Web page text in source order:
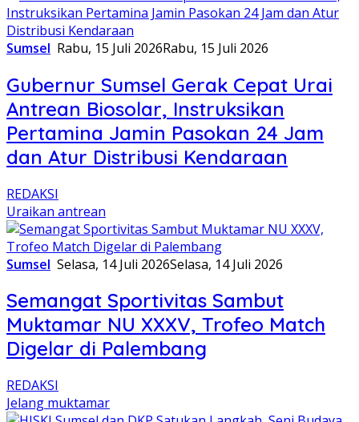
Sumsel Rabu, 15 Juli 2026Rabu, 15 Juli 2026
Gubernur Sumsel Gerak Cepat Urai
Antrean Biosolar, Instruksikan
Pertamina Jamin Pasokan 24 Jam
dan Atur Distribusi Kendaraan
REDAKSI
Uraikan antrean
Sumsel Selasa, 14 Juli 2026Selasa, 14 Juli 2026
Semangat Sportivitas Sambut
Muktamar NU XXXV, Trofeo Match
Digelar di Palembang
REDAKSI
Jelang muktamar